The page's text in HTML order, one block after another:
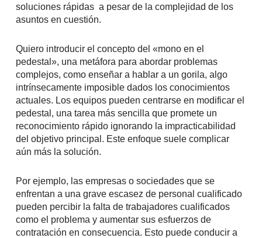
soluciones rápidas a pesar de la complejidad de los
asuntos en cuestión.
Quiero introducir el concepto del «mono en el
pedestal», una metáfora para abordar problemas
complejos, como enseñar a hablar a un gorila, algo
intrínsecamente imposible dados los conocimientos
actuales. Los equipos pueden centrarse en modificar el
pedestal, una tarea más sencilla que promete un
reconocimiento rápido ignorando la impracticabilidad
del objetivo principal. Este enfoque suele complicar
aún más la solución.
Por ejemplo, las empresas o sociedades que se
enfrentan a una grave escasez de personal cualificado
pueden percibir la falta de trabajadores cualificados
como el problema y aumentar sus esfuerzos de
contratación en consecuencia. Esto puede conducir a